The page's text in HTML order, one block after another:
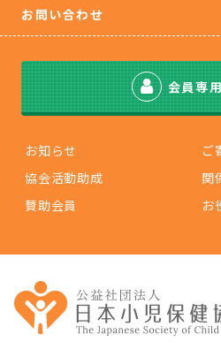
お問い合わせ
会員専
お知らせ
ご
協会活動助成
関
賛助会員
お